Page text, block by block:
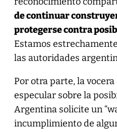
de continuar
protegerse contra
Estamos
las autoridades
Por otra parte, la vocera
especular sobre la
Argentina solicite un
incumplimiento de